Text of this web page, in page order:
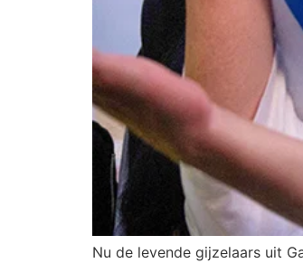
Nu de levende gijzelaars uit